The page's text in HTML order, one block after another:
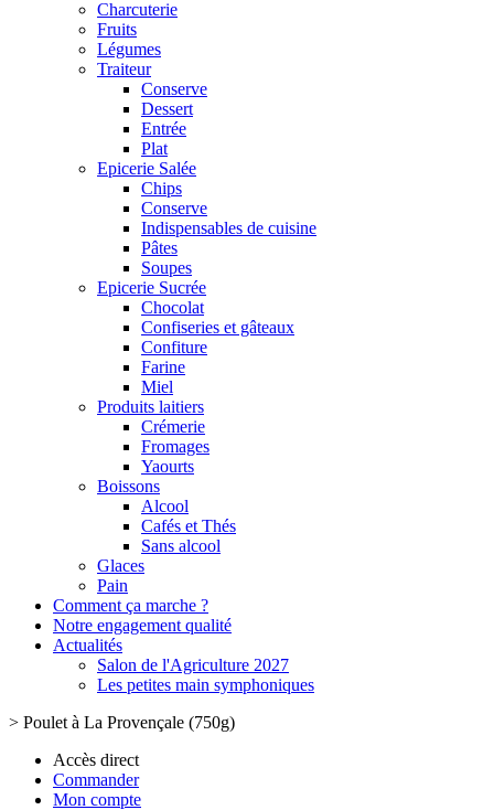
Charcuterie
Fruits
Légumes
Traiteur
Conserve
Dessert
Entrée
Plat
Epicerie Salée
Chips
Conserve
Indispensables de cuisine
Pâtes
Soupes
Epicerie Sucrée
Chocolat
Confiseries et gâteaux
Confiture
Farine
Miel
Produits laitiers
Crémerie
Fromages
Yaourts
Boissons
Alcool
Cafés et Thés
Sans alcool
Glaces
Pain
Comment ça marche ?
Notre engagement qualité
Actualités
Salon de l'Agriculture 2027
Les petites main symphoniques
> Poulet à La Provençale (750g)
Accès direct
Commander
Mon compte